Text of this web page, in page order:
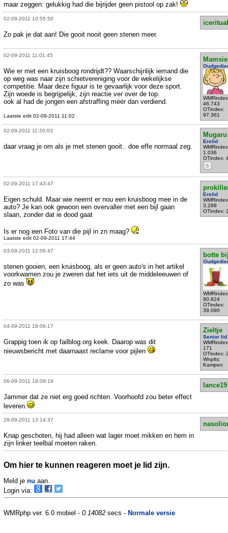
maar zeggen: gelukkig had die bijrijder geen pistool op zak!
02-09-2011 10:55:50
iceritual
Zo pak je dat aan! Die gooit nooit geen stenen meer.
02-09-2011 11:01:45
Mamsie
46.743
OTindex:
97.361
Wie er met een kruisboog rondrijdt?? Waarschijnlijk iemand die
op weg was naar zijn schietvereniging voor de wekelijkse
competitie. Maar deze figuur is te gevaarlijk voor deze sport.
Zijn woede is begrijpelijk, zijn reactie ver over de top.
ook al had de jongen een afstraffing méér dan verdiend.
Laatste edit 02-09-2011 11:02
02-09-2011 11:20:03
Mugaru
Erelid
1.036
OTindex:
S
daar vraag je om als je met stenen gooit.. doe effe normaal zeg.
02-09-2011 17:43:47
Erelid
3.288
OTindex:
Eigen schuld. Maar wie neemt er nou een kruisboog mee in de
auto? Je kan ook gewoon een overvaller met een bijl gaan
slaan, zonder dat ie dood gaat
Is er nog een Foto van die pijl in zn maag?
Laatste edit 02-09-2011 17:44
03-09-2011 12:06:47
botte
90.824
OTindex:
39.090
stenen gooien, een kruisboog, als er geen auto's in het artikel
voorkwamen zou je zweren dat het iets uit de middeleeuwen of
zo was
04-09-2011 18:06:17
Zieltje
Senior lid
171
OTindex:
Wnplts:
Kampen
Grappig toen ik op failblog.org keek. Daarop was dit
nieuwsbericht met daarnaast reclame voor pijlen
06-09-2011 18:09:19
lance19
Jammer dat ze niet erg goed richten. Voorhoofd zou beter effect
leveren.
28-09-2011 13:14:37
Knap geschoten, hij had alleen wat lager moet mikken en hem in
zijn linker teelbal moeten raken.
Om hier te kunnen reageren moet je lid zijn.
Meld je nu aan.
Login via:
WMRphp ver. 6.0 mobiel - 0.14082 secs - Normale versie